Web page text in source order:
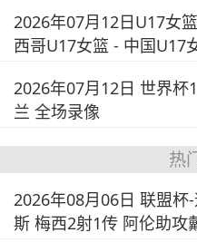
2026年07月12日U17女
西哥U17女篮 - 中国U17
2026年07月12日 世界杯
兰 全场录像
热
2026年08月06日 联盟杯
斯 梅西2射1传 阿伦助攻